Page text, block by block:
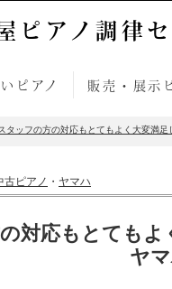
ピアノ調律
ピアノ 販売・展示
タッフの方の対応もとてもよく大変満足
古ピアノ ・ ヤマハ
対応もとても
ヤマ